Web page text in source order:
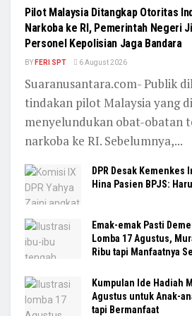
Pilot Malaysia Ditangkap Otoritas
Narkoba ke RI, Pemerintah Negeri
Personel Kepolisian Jaga Bandara
BY FERI SPT 6 August 2026
Suaranusantara.com- Publik
tindakan pilot Malaysia yang
menyelundukan obat-obatan
narkoba ke RI. Sebelumnya,...
DPR Desak
Hina Pasien BPJS:
Emak-emak Pasti
Lomba 17 Agustus,
Ribu tapi Manfaatnya
Kumpulan Ide Hadiah
Agustus untuk Anak-
tapi Bermanfaat